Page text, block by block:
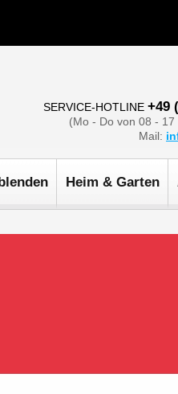
SERVICE-HOTLINE +49
(Mo - Do von 08 -
Mail:
Heim & Garten